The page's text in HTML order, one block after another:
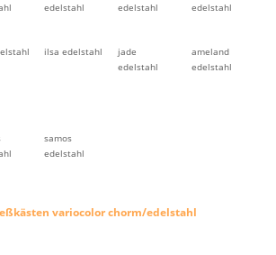
edelstahl
edelstahl
edelstahl
ilsa edelstahl
jade
edelstahl
ameland
edelstahl
samos
edelstahl
variocolor chorm/edelstahl